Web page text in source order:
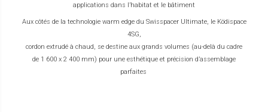
applications dans l’habitat et le bâtiment
Aux côtés de la technologie warm edge du Swisspacer Ultimate, le Ködispace
4SG,
cordon extrudé à chaud, se destine aux grands volumes (au-delà du cadre
de 1 600 x 2 400 mm) pour une esthétique et précision d’assemblage
parfaites